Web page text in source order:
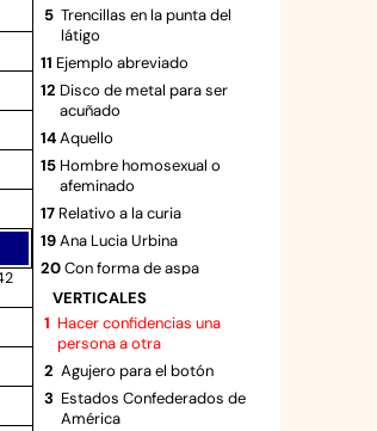
5Trencillas en la punta del
látigo
11 Ejemplo abreviado
12 Disco de metal para ser
acuñado
14Aquello
15 Hombre homosexual o
afeminado
17 Relativo a la curia
19Ana Lucia Urbina
20Con forma de aspa
22Rio chino
23Culto, ilustrado
26Objeto volador N.N.
28Nombre del rockero Stewart
29Árbol de madera dura
VERTICALES
1 Hacer confidencias una
persona a otra
2Agujero para el botón
3 Estados Confederados de
América